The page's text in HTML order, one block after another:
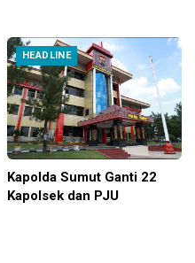
HEADLINE
Kapolda Sumut Ganti 22
Kapolsek dan PJU